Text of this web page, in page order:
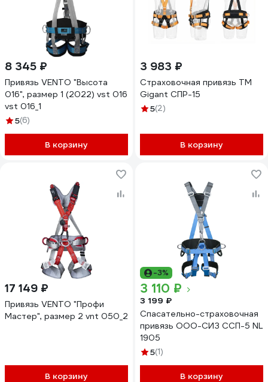
8 345 ₽
Привязь VENTO "Высота
016", размер 1 (2022) vst 016
vst 016_1
5(6)
В корзину
3 983 ₽
Страховочная привязь ТМ
Gigant СПР-15
5(2)
В корзину
17 149 ₽
Привязь VENTO "Профи
Мастер", размер 2 vnt 050_2
В корзину
-3%
3 110 ₽
3 199 ₽
Спасательно-страховочная
привязь ООО-СИЗ ССП-5 NL
1905
5(1)
В корзину